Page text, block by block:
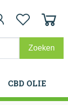
CBD OLIE
CBD OLIE